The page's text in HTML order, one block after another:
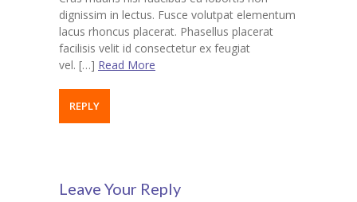
dignissim in lectus. Fusce volutpat elementum
lacus rhoncus placerat. Phasellus placerat
facilisis velit id consectetur ex feugiat
vel. […] Read More
REPLY
Leave Your Reply